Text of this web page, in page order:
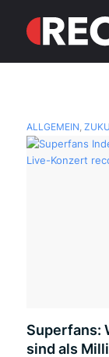
ALLGEMEIN,
Superfans:
sind als